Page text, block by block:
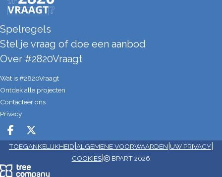
Spelregels
Stel je vraag of doe een aanbod
Over #2820Vraagt
Wat is #2820Vraagt
Ontdek alle projecten
Contacteer ons
Privacy
Deel op facebook
Deel op X
TOEGANKELIJKHEID ALGEMENE VOORWAARDEN UW PRIVACY
COOKIES| BPART 2026